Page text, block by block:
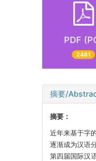
PDF
2481
摘要/
摘要：
近年来基于字
逐渐成为汉语
第四届国际汉